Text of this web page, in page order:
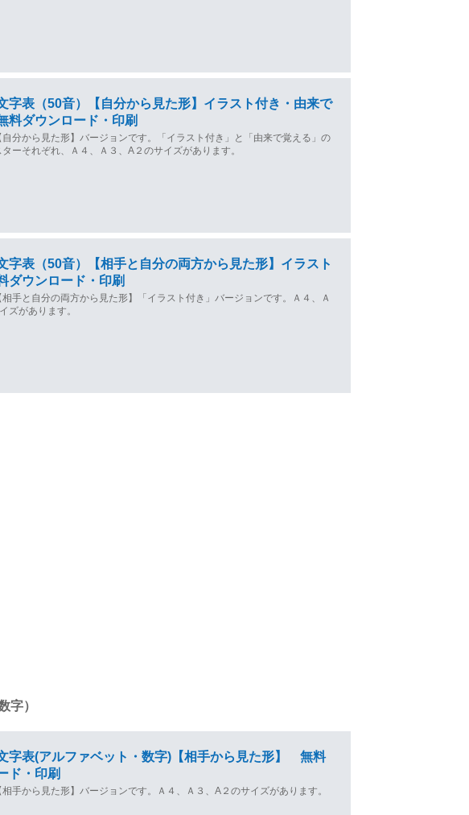
字表（50音）【自分から見た形】イラスト付き・由来で
ダウンロード・印刷
分から見た形】バージョンです。「イラスト付き」と「由来で覚える」の
ターそれぞれ、Ａ４、Ａ３、A２のサイズがあります。
字表（50音）【相手と自分の両方から見た形】イラスト
ウンロード・印刷
手と自分の両方から見た形】「イラスト付き」バージョンです。Ａ４、Ａ
ズがあります。
字）
字表(アルファベット・数字)【相手から見た形】 無料
ド・印刷
手から見た形】バージョンです。Ａ４、Ａ３、A２のサイズがあります。